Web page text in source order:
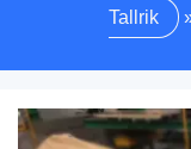
Tallrik